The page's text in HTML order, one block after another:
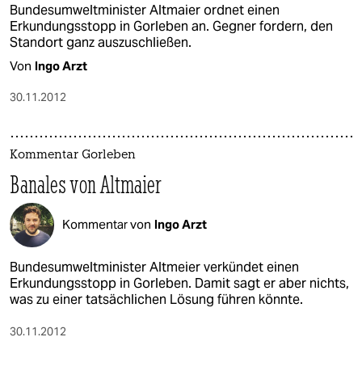
Bundesumweltminister Altmaier ordnet einen
Erkundungsstopp in Gorleben an. Gegner fordern, den
Standort ganz auszuschließen.
Von Ingo Arzt
30.11.2012
Kommentar Gorleben
Banales von Altmaier
Kommentar von Ingo Arzt
Bundesumweltminister Altmeier verkündet einen
Erkundungsstopp in Gorleben. Damit sagt er aber nichts,
was zu einer tatsächlichen Lösung führen könnte.
30.11.2012